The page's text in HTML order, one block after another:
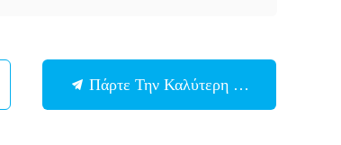
Πάρτε Την Καλύτερη Τιμή